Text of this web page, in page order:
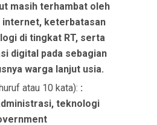
masih terhambat oleh
internet, keterbatasan
di tingkat RT, serta
digital pada sebagian
warga lanjut usia.
atau 10 kata): :
teknologi